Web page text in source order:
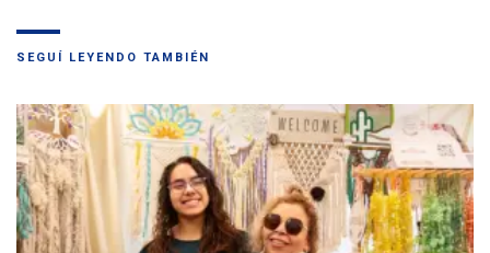
SEGUÍ LEYENDO TAMBIÉN